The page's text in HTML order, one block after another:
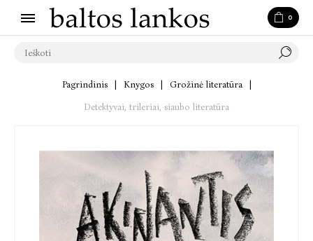
0
Pagrindinis Knygos Grožinė literatūra
Detektyvai, trileriai, siaubo literatūra